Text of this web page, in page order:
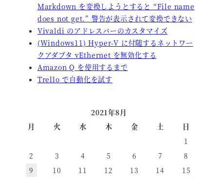
Markdown を変換しようとすると “File name
does not get.” 警告が表示されて変換できない
Vivaldi のアドレスバーのカスタマイズ
(Windows11) Hyper-V に付随するネットワー
クアダプタ vEthernet を無効化する
Amazon Q を使用するまで
Trello で自動化を試す
2021年8月
月
火 水 木 金 土
日
1
2
3 4 5 6 7
8
9
10 11 12 13 14
15